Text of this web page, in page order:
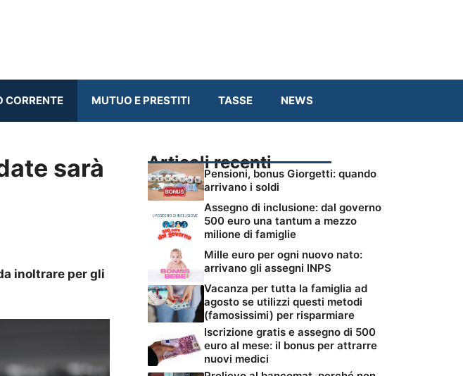
CORRENTE MUTUO E PRESTITI TASSE NEWS
sarà
inoltrare per gli
Articoli recenti
Pensioni, bonus Giorgetti: quando
arrivano i soldi
Assegno di inclusione: dal governo
500 euro una tantum a mezzo
milione di famiglie
Mille euro per ogni nuovo nato:
arrivano gli assegni INPS
Vacanza per tutta la famiglia ad
agosto se utilizzi questi metodi
(famosissimi) per risparmiare
Iscrizione gratis e assegno di 500
euro al mese: il bonus per attrarre
nuovi medici